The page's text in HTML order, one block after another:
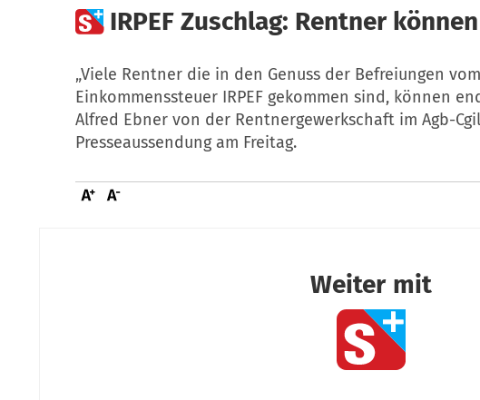
 IRPEF Zuschlag: Rentner
„Viele Rentner die in den Genuss der Befreiungen
Einkommenssteuer IRPEF gekommen sind, können
Alfred Ebner von der Rentnergewerkschaft im Agb-
Presseaussendung am Freitag.